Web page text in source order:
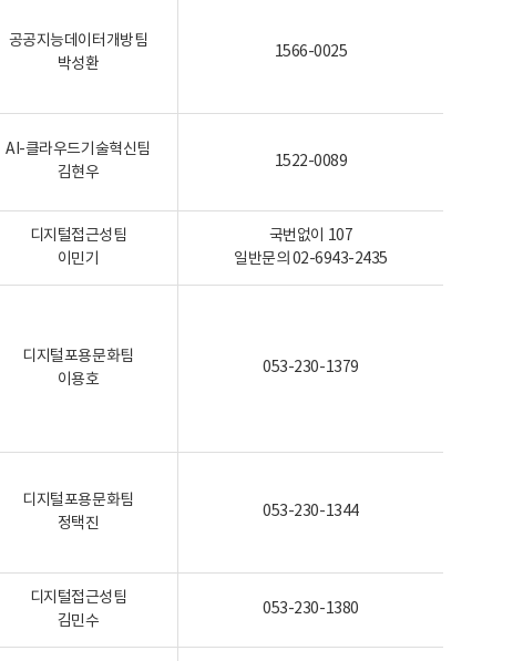
공공지능데이터개방팀
박성환
1566-0025
AI-클라우드기술혁신팀
김현우
1522-0089
디지털접근성팀
이민기
국번없이 107
일반문의 02-6943-2435
디지털포용문화팀
이용호
053-230-1379
디지털포용문화팀
정택진
053-230-1344
디지털접근성팀
김민수
053-230-1380